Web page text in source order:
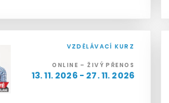
VZDĚLÁVACÍ KURZ
ONLINE – ŽIVÝ PŘENOS
13. 11. 2026 - 27. 11. 2026